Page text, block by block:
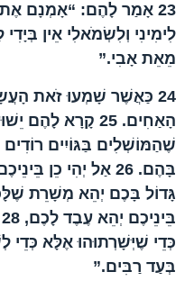
23 אָמַר לָהֶם: “אָמְנָם
לִימִינִי וְלִשְׂמֹאלִי אֵין
מֵאֵת אָבִי.”
24 כַּאֲשֶׁר שָׁמְעוּ זֹאת
הָאַחִים. 25 קָרָא לָהֶם
שֶׁהַמּוֹשְׁלִים בַּגּוֹיִים
בָּהֶם. 26 אַל יְהִי כֵן
גָּדוֹל בָּכֶם יְהֵא מְשָׁרֵת
בֵּינֵיכֶם יְהֵא עֶבֶד לָכֶם, 28
כְּדֵי שֶׁיְּשָׁרְתוּהוּ אֶלָּא
בְּעַד רַבִּים.”